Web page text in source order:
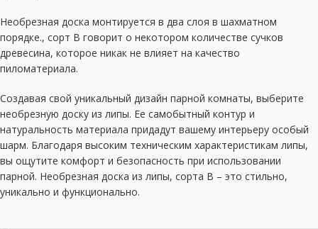
Необрезная доска монтируется в два слоя в шахматном
порядке., сорт В говорит о некотором количестве сучков
древесина, которое никак не влияет на качество
пиломатериала.
Создавая свой уникальный дизайн парной комнаты, выберите
необрезную доску из липы. Ее самобытный контур и
натуральность материала придадут вашему интерьеру особый
шарм. Благодаря высоким техническим характеристикам липы,
вы ощутите комфорт и безопасность при использовании
парной. Необрезная доска из липы, сорта B – это стильно,
уникально и функционально.